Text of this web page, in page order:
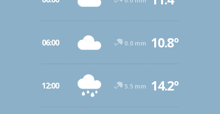
06:00 0.0 mm 10.8º
12:00 5.5 mm 14.2º